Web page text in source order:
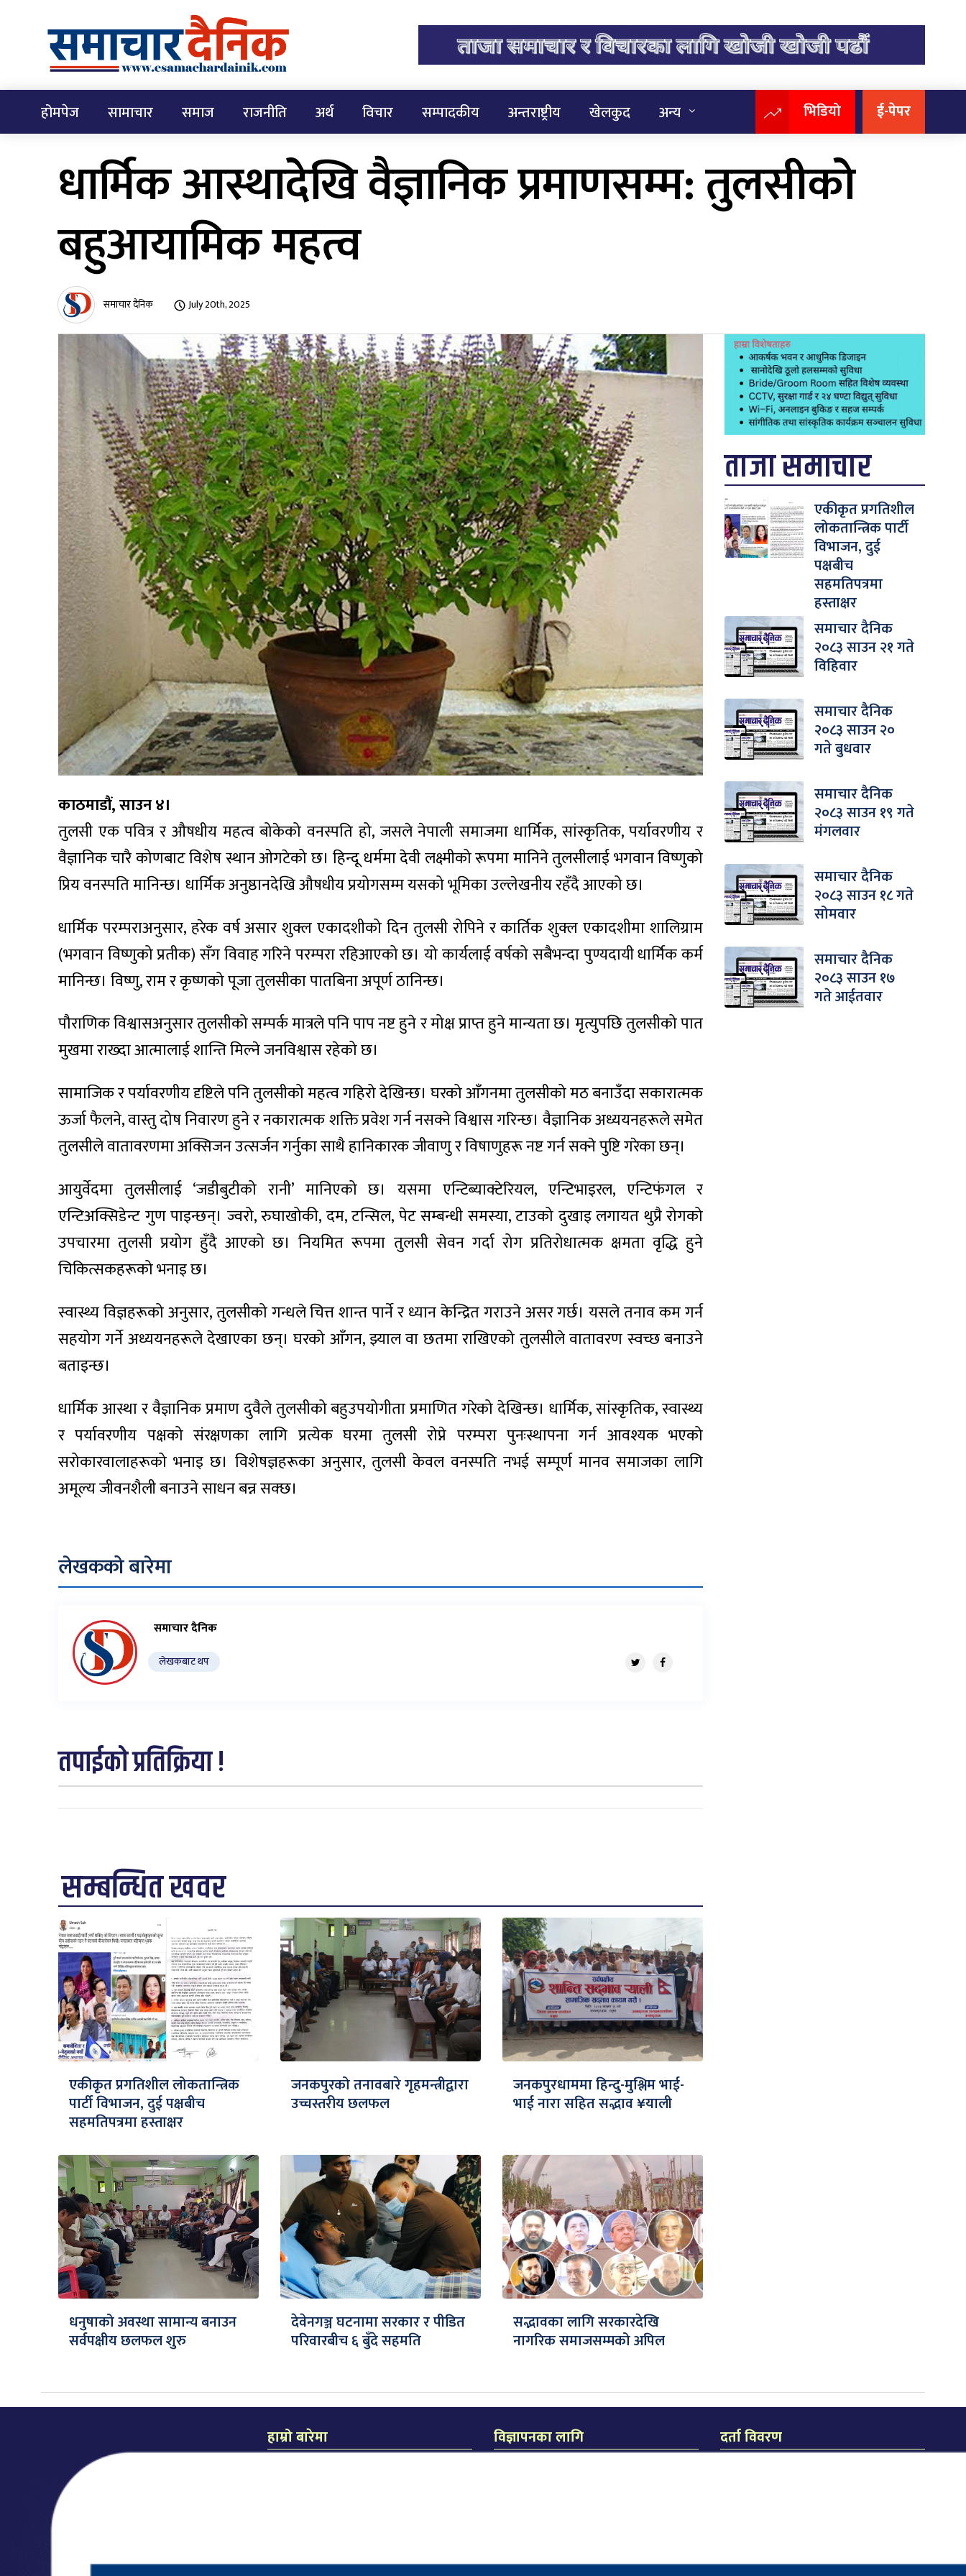
होमपेज सामाचार समाज राजनीति अर्थ विचार सम्पादकीय अन्तराष्ट्रीय खेलकुद अन्य भिडियो ई-पेपर
धार्मिक आस्थादेखि वैज्ञानिक प्रमाणसम्म: तुलसीको
बहुआयामिक महत्व
समाचार दैनिक July 20th, 2025
काठमाडौं, साउन ४।
तुलसी एक पवित्र र औषधीय महत्व बोकेको वनस्पति हो, जसले नेपाली समाजमा धार्मिक, सांस्कृतिक, पर्यावरणीय र
वैज्ञानिक चारै कोणबाट विशेष स्थान ओगटेको छ। हिन्दू धर्ममा देवी लक्ष्मीको रूपमा मानिने तुलसीलाई भगवान विष्णुको
प्रिय वनस्पति मानिन्छ। धार्मिक अनुष्ठानदेखि औषधीय प्रयोगसम्म यसको भूमिका उल्लेखनीय रहँदै आएको छ।
धार्मिक परम्पराअनुसार, हरेक वर्ष असार शुक्ल एकादशीको दिन तुलसी रोपिने र कार्तिक शुक्ल एकादशीमा शालिग्राम
(भगवान विष्णुको प्रतीक) सँग विवाह गरिने परम्परा रहिआएको छ। यो कार्यलाई वर्षको सबैभन्दा पुण्यदायी धार्मिक कर्म
मानिन्छ। विष्णु, राम र कृष्णको पूजा तुलसीका पातबिना अपूर्ण ठानिन्छ।
पौराणिक विश्वासअनुसार तुलसीको सम्पर्क मात्रले पनि पाप नष्ट हुने र मोक्ष प्राप्त हुने मान्यता छ। मृत्युपछि तुलसीको पात
मुखमा राख्दा आत्मालाई शान्ति मिल्ने जनविश्वास रहेको छ।
सामाजिक र पर्यावरणीय दृष्टिले पनि तुलसीको महत्व गहिरो देखिन्छ। घरको आँगनमा तुलसीको मठ बनाउँदा सकारात्मक
ऊर्जा फैलने, वास्तु दोष निवारण हुने र नकारात्मक शक्ति प्रवेश गर्न नसक्ने विश्वास गरिन्छ। वैज्ञानिक अध्ययनहरूले समेत
तुलसीले वातावरणमा अक्सिजन उत्सर्जन गर्नुका साथै हानिकारक जीवाणु र विषाणुहरू नष्ट गर्न सक्ने पुष्टि गरेका छन्।
आयुर्वेदमा तुलसीलाई ‘जडीबुटीको रानी’ मानिएको छ। यसमा एन्टिब्याक्टेरियल, एन्टिभाइरल, एन्टिफंगल र
एन्टिअक्सिडेन्ट गुण पाइन्छन्। ज्वरो, रुघाखोकी, दम, टन्सिल, पेट सम्बन्धी समस्या, टाउको दुखाइ लगायत थुप्रै रोगको
उपचारमा तुलसी प्रयोग हुँदै आएको छ। नियमित रूपमा तुलसी सेवन गर्दा रोग प्रतिरोधात्मक क्षमता वृद्धि हुने
चिकित्सकहरूको भनाइ छ।
स्वास्थ्य विज्ञहरूको अनुसार, तुलसीको गन्धले चित्त शान्त पार्ने र ध्यान केन्द्रित गराउने असर गर्छ। यसले तनाव कम गर्न
सहयोग गर्ने अध्ययनहरूले देखाएका छन्। घरको आँगन, झ्याल वा छतमा राखिएको तुलसीले वातावरण स्वच्छ बनाउने
बताइन्छ।
धार्मिक आस्था र वैज्ञानिक प्रमाण दुवैले तुलसीको बहुउपयोगीता प्रमाणित गरेको देखिन्छ। धार्मिक, सांस्कृतिक, स्वास्थ्य
र पर्यावरणीय पक्षको संरक्षणका लागि प्रत्येक घरमा तुलसी रोप्ने परम्परा पुनःस्थापना गर्न आवश्यक भएको
सरोकारवालाहरूको भनाइ छ। विशेषज्ञहरूका अनुसार, तुलसी केवल वनस्पति नभई सम्पूर्ण मानव समाजका लागि
अमूल्य जीवनशैली बनाउने साधन बन्न सक्छ।
लेखकको बारेमा
समाचार दैनिक
लेखकबाट थप
तपाईको प्रतिक्रिया !
सम्बन्धित खवर
एकीकृत प्रगतिशील लोकतान्त्रिक
पार्टी विभाजन, दुई पक्षबीच
सहमतिपत्रमा हस्ताक्षर
जनकपुरको तनावबारे गृहमन्त्रीद्वारा
उच्चस्तरीय छलफल
जनकपुरधाममा हिन्दु-मुश्लिम भाई-
भाई नारा सहित सद्भाव ¥याली
धनुषाको अवस्था सामान्य बनाउन
सर्वपक्षीय छलफल शुरु
देवेनगञ्ज घटनामा सरकार र पीडित
परिवारबीच ६ बुँदे सहमति
सद्भावका लागि सरकारदेखि
नागरिक समाजसम्मको अपिल
ताजा समाचार
एकीकृत प्रगतिशील
लोकतान्त्रिक पार्टी
विभाजन, दुई
पक्षबीच
सहमतिपत्रमा
हस्ताक्षर
समाचार दैनिक
२०८३ साउन २१ गते
विहिवार
समाचार दैनिक
२०८३ साउन २०
गते बुधवार
समाचार दैनिक
२०८३ साउन १९ गते
मंगलवार
समाचार दैनिक
२०८३ साउन १८ गते
सोमवार
समाचार दैनिक
२०८३ साउन १७
गते आईतवार
हाम्रो बारेमा विज्ञापनका लागि दर्ता विवरण